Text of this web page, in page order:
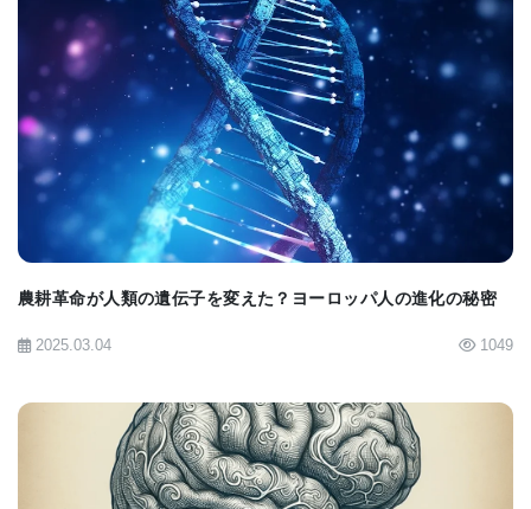
アウラについて調査票に記入した｡さらに､ほぼ同じ
年齢帯の健康な女性12人を募り､対照グループとし
て､両グループが脳脊髄液ナトリウムMRIを受けた｡
研究チームは､偏頭痛患者グループと健康体対照グル
ープ双方のナトリウム濃度を測定､比較し､統計解析
にかけた｡
研究者らは、灰白質、脳幹、および小脳におけるナ
トリウム濃度について、2つの群の間に統計的な差異
がないことを見出した。しかし、脳や脊髄を取り囲
BIOMARKET JP
農耕革命が人類の遺伝子を変えた？ヨーロッパ人の進化の秘密
2025.03.04 1049